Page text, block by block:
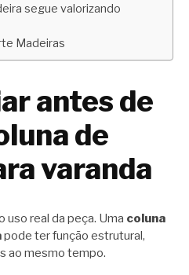
segue valorizando
Madeiras
antes de
de
varanda
uso real da peça. Uma coluna
pode ter função estrutural,
ao mesmo tempo.